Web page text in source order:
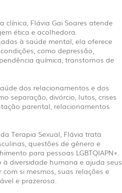
clínica, Flávia Gai Soares atende
ética e acolhedora.
à saúde mental, ela oferece
como depressão,
química, transtornos de
dos relacionamentos e dos
separação, divórcio, lutos, crises
parental, relacionamentos
Terapia Sexual, Flávia trata
questões de gênero e
para pessoas LGBTQIAPN+.
diversidade humana e ajuda seus
si mesmos, suas relações e
e prazerosa.